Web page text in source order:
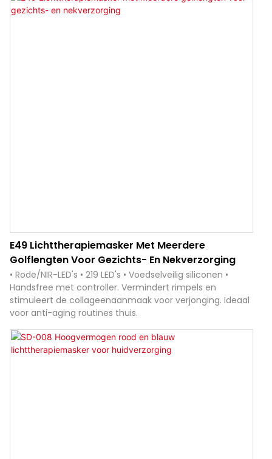
E49 Lichttherapiemasker Met Meerdere
Golflengten Voor Gezichts- En Nekverzorging
• Rode/NIR-LED's • 219 LED's • Voedselveilig siliconen •
Handsfree met controller. Vermindert rimpels en
stimuleert de collageenaanmaak voor verjonging. Ideaal
voor anti-aging routines thuis.